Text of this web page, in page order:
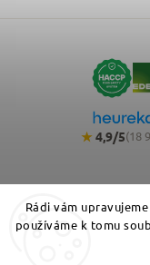
Rádi vám
používáme k tomu
★4,9/5(18